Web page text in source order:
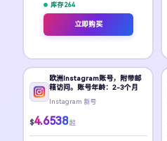
库存 264
立即购买
欧洲Instagram账号，附带邮
箱访问。账号年龄：2-3个月
Instagram 新号
$4.6538 起